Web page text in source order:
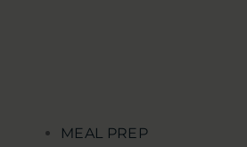
MEAL PREP